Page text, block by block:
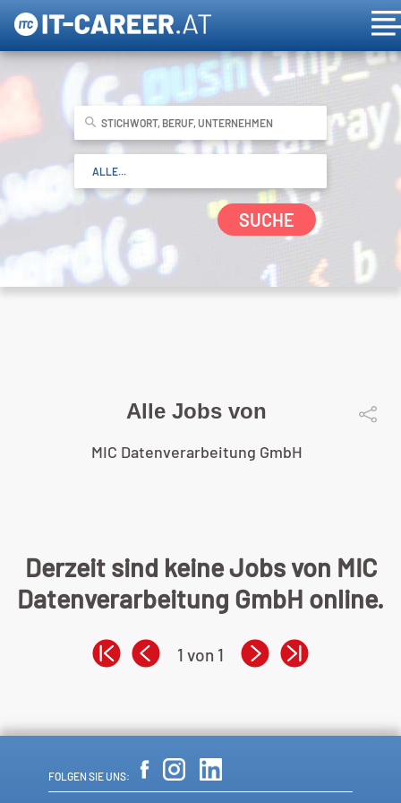
SUCHE
Alle Jobs von
MIC Datenverarbeitung GmbH
Derzeit sind keine Jobs von MIC
Datenverarbeitung GmbH online.
1 von 1
FOLGEN SIE UNS: